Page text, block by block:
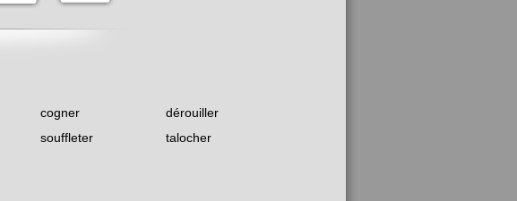
cogner
dérouiller
souffleter
talocher